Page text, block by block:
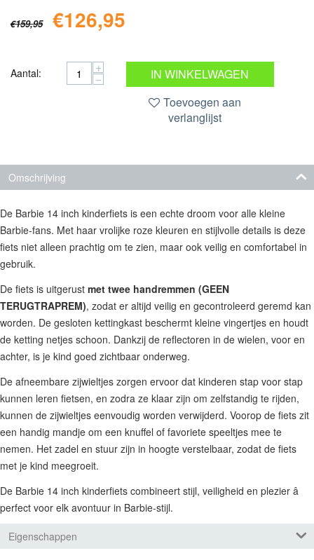
€159,95 €126,95
Aantal: +
−
IN WINKELWAGEN
Toevoegen aan
verlanglijst
Omschrijving
De Barbie 14 inch kinderfiets is een echte droom voor alle kleine
Barbie-fans. Met haar vrolijke roze kleuren en stijlvolle details is deze
fiets niet alleen prachtig om te zien, maar ook veilig en comfortabel in
gebruik.
De fiets is uitgerust met twee handremmen (GEEN
TERUGTRAPREM), zodat er altijd veilig en gecontroleerd geremd kan
worden. De gesloten kettingkast beschermt kleine vingertjes en houdt
de ketting netjes schoon. Dankzij de reflectoren in de wielen, voor en
achter, is je kind goed zichtbaar onderweg.
De afneembare zijwieltjes zorgen ervoor dat kinderen stap voor stap
kunnen leren fietsen, en zodra ze klaar zijn om zelfstandig te rijden,
kunnen de zijwieltjes eenvoudig worden verwijderd. Voorop de fiets zit
een handig mandje om een knuffel of favoriete speeltjes mee te
nemen. Het zadel en stuur zijn in hoogte verstelbaar, zodat de fiets
met je kind meegroeit.
De Barbie 14 inch kinderfiets combineert stijl, veiligheid en plezier â
perfect voor elk avontuur in Barbie-stijl.
Eigenschappen